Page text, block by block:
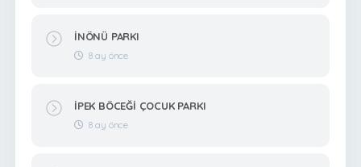
İNÖNÜ PARKI
8 ay önce
İPEK BÖCEĞİ ÇOCUK PARKI
8 ay önce